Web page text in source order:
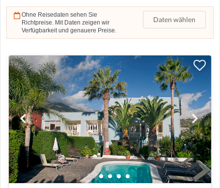
Ohne Reisedaten sehen Sie
Richtpreise. Mit Daten zeigen wir
Verfügbarkeit und genauere Preise.
Daten wählen